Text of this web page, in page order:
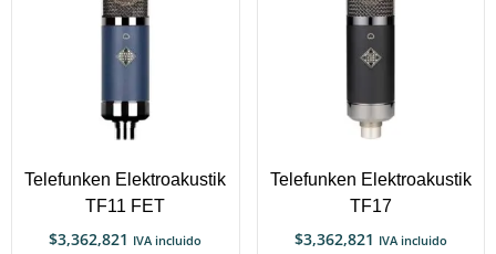
Telefunken Elektroakustik
TF11 FET
$3,362,821 IVA incluido
Telefunken Elektroakustik
TF17
$3,362,821 IVA incluido